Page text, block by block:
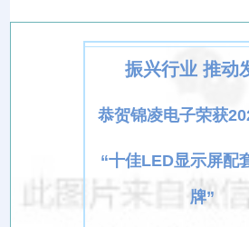
振兴行业 推动
恭贺锦凌电子荣获
“十佳LED显示屏配
牌”